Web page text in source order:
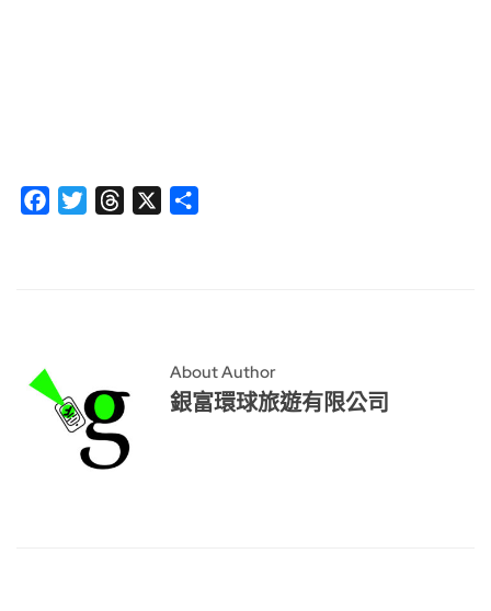
FacebookTwitterThreads
About Author
銀富環球旅遊有限公司